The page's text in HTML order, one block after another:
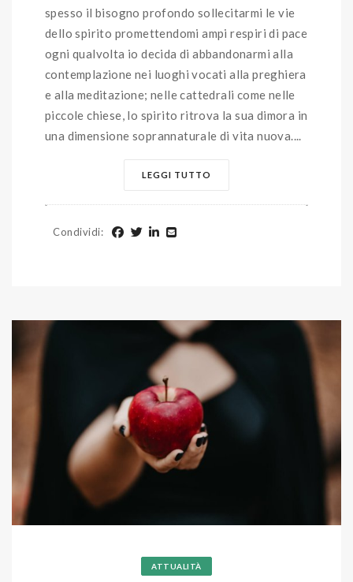
spesso il bisogno profondo sollecitarmi le vie
dello spirito promettendomi ampi respiri di pace
ogni qualvolta io decida di abbandonarmi alla
contemplazione nei luoghi vocati alla preghiera
e alla meditazione; nelle cattedrali come nelle
piccole chiese, lo spirito ritrova la sua dimora in
una dimensione soprannaturale di vita nuova....
LEGGI TUTTO
Condividi:
ATTUALITÀ